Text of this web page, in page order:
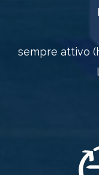
sempre attivo